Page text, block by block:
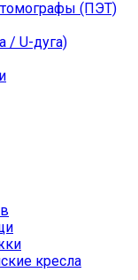
(ПЭТ)
/ U-дуга)
кресла